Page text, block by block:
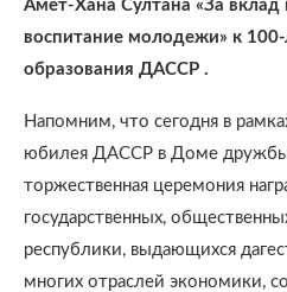
Амет-Хана Султана «За вклад
воспитание молодежи» к
образования ДАССР .
Напомним, что сегодня в
юбилея ДАССР в Доме дружбы
торжественная церемония
государственных,
республики, выдающихся
многих отраслей экономики,